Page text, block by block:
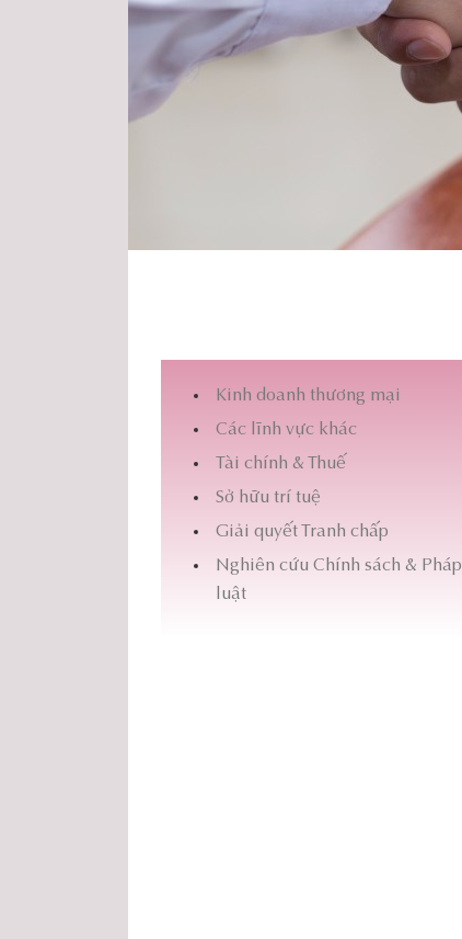
Kinh doanh thương mại
Các lĩnh vực khác
Tài chính & Thuế
Sở hữu trí tuệ
Giải quyết Tranh chấp
Nghiên cứu Chính sách & Pháp
luật